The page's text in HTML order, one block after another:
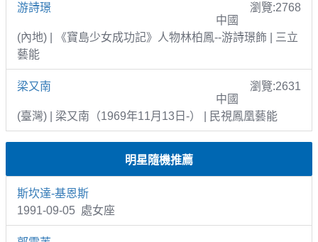
游詩璟
瀏覽:2768
中國
(內地) | 《寶島少女成功記》人物林柏鳳--游詩璟飾 | 三立
藝能
梁又南
瀏覽:2631
中國
(臺灣) | 梁又南（1969年11月13日-） | 民視鳳凰藝能
明星隨機推薦
斯坎達-基恩斯
1991-09-05 處女座